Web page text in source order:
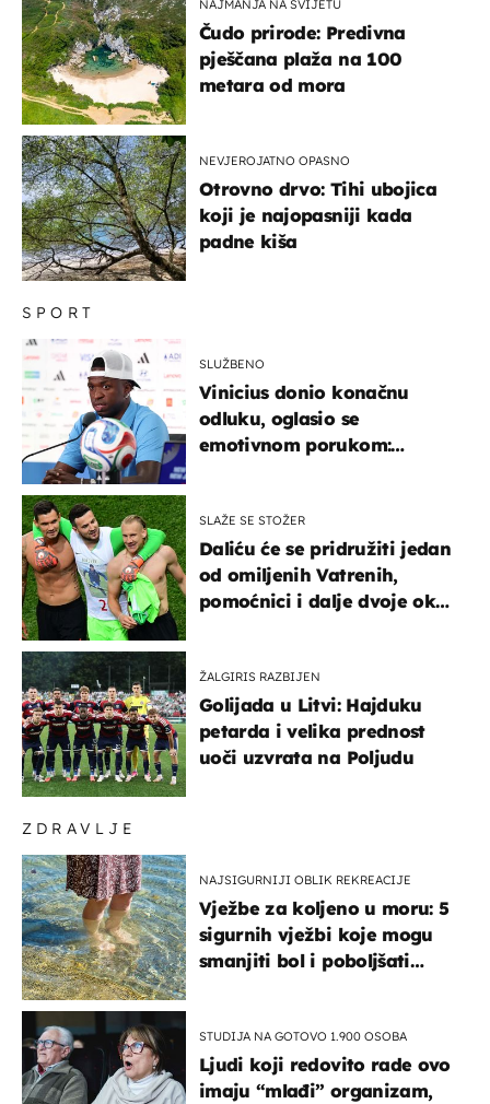
ZDRAVLJE
NAJSIGURNIJI OBLIK REKREACIJE
Vježbe za koljeno u moru: 5
sigurnih vježbi koje mogu
smanjiti bol i poboljšati
STUDIJA NA GOTOVO 1.900 OSOBA
Ljudi koji redovito rade ovo
imaju “mlađi” organizam,
SPORT
SLUŽBENO
Vinicius donio konačnu
odluku, oglasio se
emotivnom porukom:
SLAŽE SE STOŽER
Daliću će se pridružiti jedan
od omiljenih Vatrenih,
pomoćnici i dalje dvoje oko
ŽALGIRIS RAZBIJEN
Golijada u Litvi: Hajduku
petarda i velika prednost
uoči uzvrata na Poljudu
NAJMANJA NA SVIJETU
Čudo prirode: Predivna
pješčana plaža na 100
metara od mora
NEVJEROJATNO OPASNO
Otrovno drvo: Tihi ubojica
koji je najopasniji kada
padne kiša